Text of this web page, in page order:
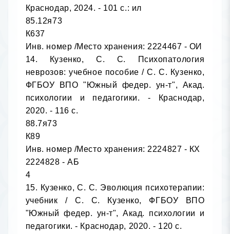
Краснодар, 2024. - 101 с.: ил
85.12я73
К637
Инв. номер /Место хранения: 2224467 - ОИ
14. Кузенко, С. С. Психопатология
неврозов: учебное пособие / С. С. Кузенко,
ФГБОУ ВПО "Южный федер. ун-т", Акад.
психологии и педагогики. - Краснодар,
2020. - 116 с.
88.7я73
К89
Инв. номер /Место хранения: 2224827 - КХ
2224828 - АБ
4
15. Кузенко, С. С. Эволюция психотерапии:
учебник / С. С. Кузенко, ФГБОУ ВПО
"Южный федер. ун-т", Акад. психологии и
педагогики. - Краснодар, 2020. - 120 с.